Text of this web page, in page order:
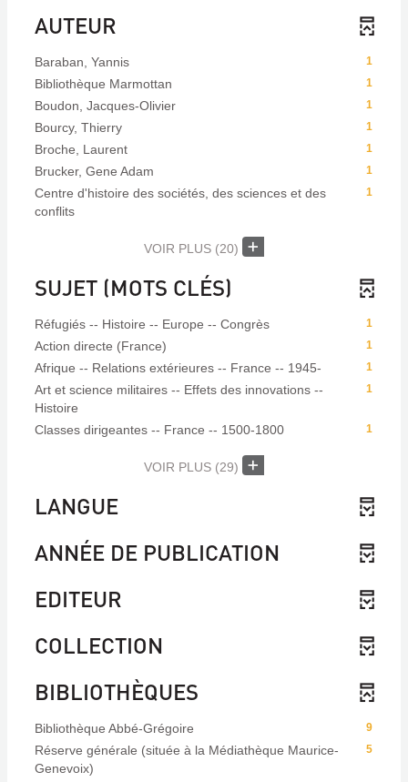
AUTEUR
1
Baraban, Yannis
1
Bibliothèque Marmottan
1
Boudon, Jacques-Olivier
1
Bourcy, Thierry
1
Broche, Laurent
1
Brucker, Gene Adam
1
Centre d'histoire des sociétés, des sciences et des
conflits
VOIR PLUS (20)
SUJET (MOTS CLÉS)
1
Réfugiés -- Histoire -- Europe -- Congrès
1
Action directe (France)
1
Afrique -- Relations extérieures -- France -- 1945-
1
Art et science militaires -- Effets des innovations --
Histoire
1
Classes dirigeantes -- France -- 1500-1800
VOIR PLUS (29)
LANGUE
ANNÉE DE PUBLICATION
EDITEUR
COLLECTION
BIBLIOTHÈQUES
9
Bibliothèque Abbé-Grégoire
5
Réserve générale (située à la Médiathèque Maurice-
Genevoix)